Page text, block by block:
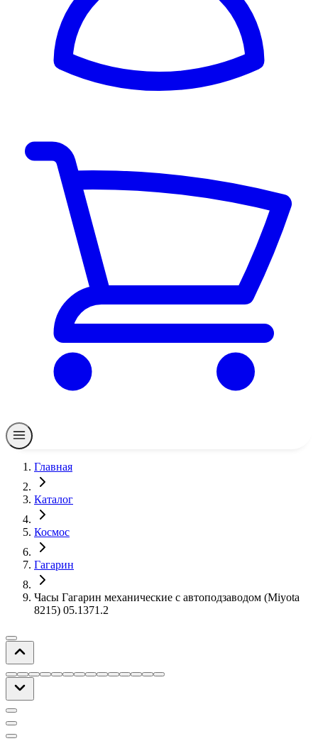
Главная
Каталог
Космос
Гагарин
Часы Гагарин механические с автоподзаводом (Miyota
8215) 05.1371.2